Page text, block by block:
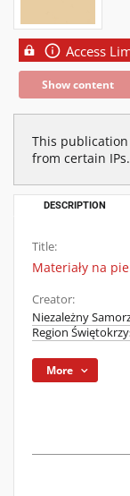
Access
Show content
This
from certain IPs.
DESCRIPTION
Title:
Materiały na
Creator:
Niezależny
Region
More